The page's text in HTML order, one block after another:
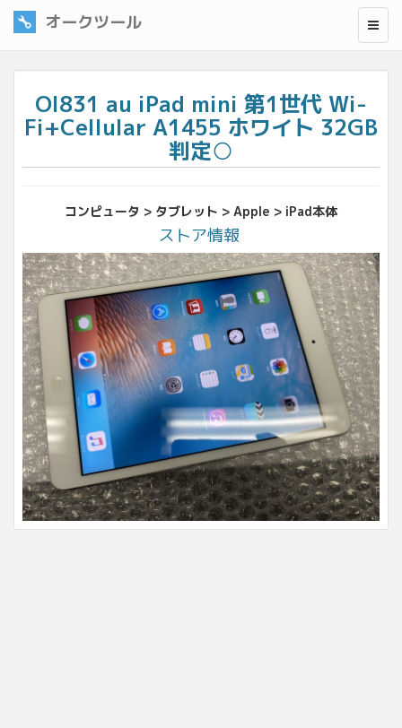
オークツール
OI831 au iPad mini 第1世代 Wi-
Fi+Cellular A1455 ホワイト 32GB
判定○
コンピュータ > タブレット > Apple > iPad本体
ストア情報